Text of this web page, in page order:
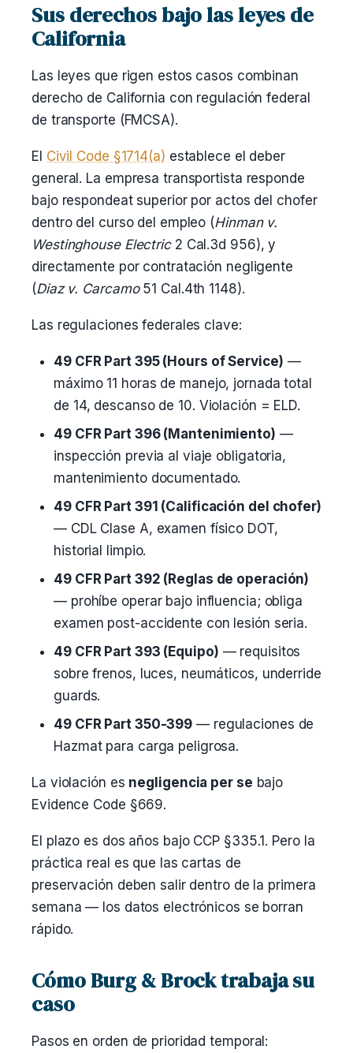
Sus derechos bajo las leyes de
California
Las leyes que rigen estos casos combinan
derecho de California con regulación federal
de transporte (FMCSA).
El Civil Code §1714(a) establece el deber
general. La empresa transportista responde
bajo respondeat superior por actos del chofer
dentro del curso del empleo (Hinman v.
Westinghouse Electric2 Cal.3d 956), y
directamente por contratación negligente
(Diaz v. Carcamo51 Cal.4th 1148).
Las regulaciones federales clave:
49 CFR Part 395 (Hours of Service) —
máximo 11 horas de manejo, jornada total
de 14, descanso de 10. Violación = ELD.
49 CFR Part 396 (Mantenimiento) —
inspección previa al viaje obligatoria,
mantenimiento documentado.
49 CFR Part 391 (Calificación del chofer)
— CDL Clase A, examen físico DOT,
historial limpio.
49 CFR Part 392 (Reglas de operación)
— prohíbe operar bajo influencia; obliga
examen post-accidente con lesión seria.
49 CFR Part 393 (Equipo) — requisitos
sobre frenos, luces, neumáticos, underride
guards.
49 CFR Part 350-399 — regulaciones de
Hazmat para carga peligrosa.
La violación es negligencia per se bajo
Evidence Code §669.
El plazo es dos años bajo CCP §335.1. Pero la
práctica real es que las cartas de
preservación deben salir dentro de la primera
semana — los datos electrónicos se borran
rápido.
Cómo Burg & Brock trabaja su
caso
Pasos en orden de prioridad temporal: